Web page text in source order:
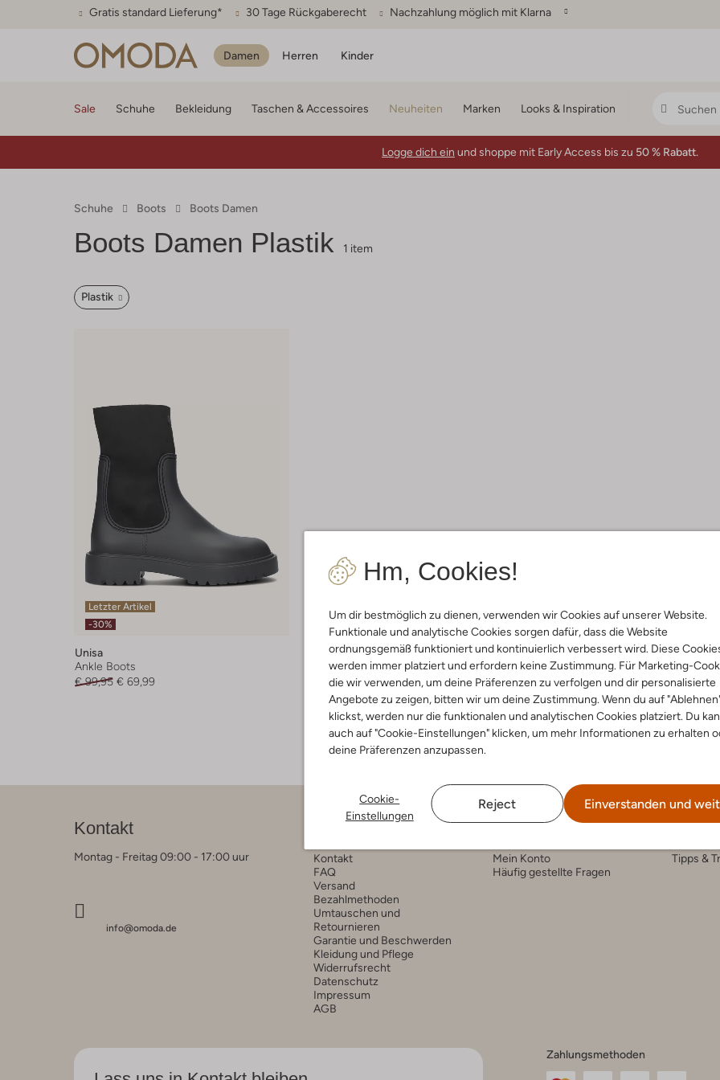
Gratis standard Lieferung* 30 Tage Rückgaberecht Nachzahlung möglich mit Klarna
Damen Herren Kinder
Hm, Cookies!
Um dir bestmöglich zu dienen, verwenden wir Cookies auf unserer Website.
Funktionale und analytische Cookies sorgen dafür, dass die Website
ordnungsgemäß funktioniert und kontinuierlich verbessert wird. Diese
werden immer platziert und erfordern keine Zustimmung. Für Marketing-
die wir verwenden, um deine Präferenzen zu verfolgen und dir personalisierte
Angebote zu zeigen, bitten wir um deine Zustimmung. Wenn du auf
klickst, werden nur die funktionalen und analytischen Cookies platziert. Du
auch auf "Cookie-Einstellungen" klicken, um mehr Informationen zu erhalten
deine Präferenzen anzupassen.
Cookie-
Einstellungen
Reject Einverstanden und
Sale Schuhe Bekleidung Taschen & Accessoires Neuheiten Marken Looks & Inspiration
Logge dich ein und shoppe mit Early Access bis zu 50 % Rabatt.
Schuhe Boots Boots Damen
Boots Damen Plastik 1 item
Plastik
Letzter Artikel
-30%
Unisa
Ankle Boots
€ 99,95 € 69,99
Kontakt
Montag - Freitag 09:00 - 17:00 uur
info@omoda.de
Kundenservice
Kontakt
FAQ
Versand
Bezahlmethoden
Umtauschen und
Retournieren
Garantie und Beschwerden
Kleidung und Pflege
Widerrufsrecht
Datenschutz
Impressum
AGB
Account
Mein Konto
Häufig gestellte Fragen
Tipps &
Zahlungsmethoden